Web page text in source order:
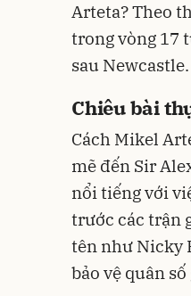
Arteta? Theo
trong vòng 17
sau Newcastle.
Chiêu bài
Cách Mikel
mẽ đến Sir
nổi tiếng với
trước các trận
tên như Nicky
bảo vệ quân